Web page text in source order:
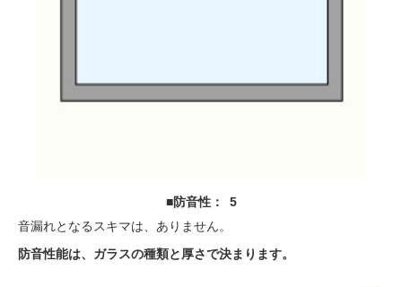
■防音性： 5
音漏れとなるスキマは、ありません。
防音性能は、ガラスの種類と厚さで決まります。